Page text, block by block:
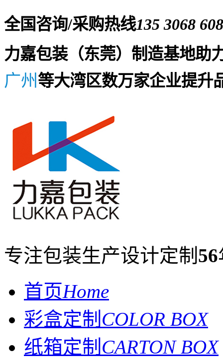
全国咨询/采购热线135 3068
力嘉包装（东莞）制造基地助
广州等大湾区数万家企业提升
专注包装生产设计定制 56
首页Home
彩盒定制 COLOR BOX
纸箱定制 CARTON BOX